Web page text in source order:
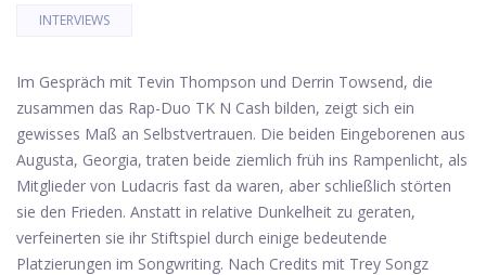
INTERVIEWS
Im Gespräch mit Tevin Thompson und Derrin Towsend, die
zusammen das Rap-Duo TK N Cash bilden, zeigt sich ein
gewisses Maß an Selbstvertrauen. Die beiden Eingeborenen aus
Augusta, Georgia, traten beide ziemlich früh ins Rampenlicht, als
Mitglieder von Ludacris fast da waren, aber schließlich störten
sie den Frieden. Anstatt in relative Dunkelheit zu geraten,
verfeinerten sie ihr Stiftspiel durch einige bedeutende
Platzierungen im Songwriting. Nach Credits mit Trey Songz